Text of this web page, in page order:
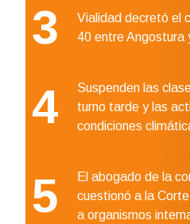
3
Vialidad decretó el
40 entre Angostura
4
Suspenden las
turno tarde y las
condiciones
5
El abogado de la
cuestionó a la
a organismos